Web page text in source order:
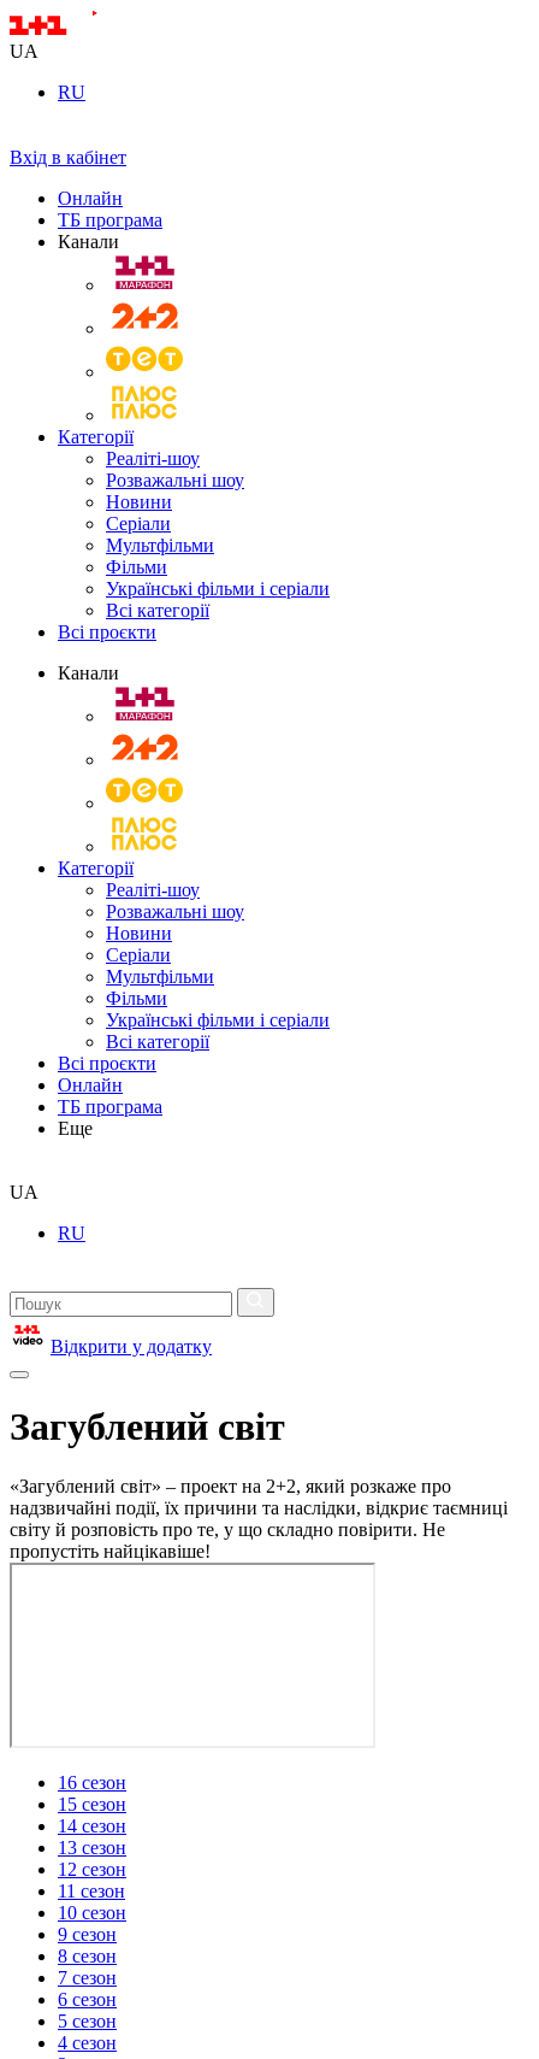
UA
RU
Вхід в кабінет
Онлайн
ТБ програма
Канали
Категорії
Реаліті-шоу
Розважальні шоу
Новини
Серіали
Мультфільми
Фільми
Українські фільми і серіали
Всі категорії
Всі проєкти
Канали
Категорії
Реаліті-шоу
Розважальні шоу
Новини
Серіали
Мультфільми
Фільми
Українські фільми і серіали
Всі категорії
Всі проєкти
Онлайн
ТБ програма
Еще
UA
RU
Відкрити у додатку
Загублений світ
«Загублений світ» – проект на 2+2, який розкаже про
надзвичайні події, їх причини та наслідки, відкриє таємниці
світу й розповість про те, у що складно повірити. Не
пропустіть найцікавіше!
16 сезон
15 сезон
14 сезон
13 сезон
12 сезон
11 сезон
10 сезон
9 сезон
8 сезон
7 сезон
6 сезон
5 сезон
4 сезон